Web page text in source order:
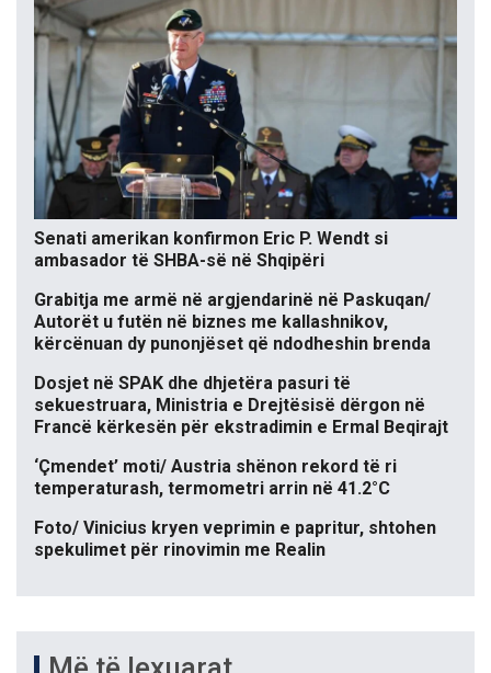
Senati amerikan konfirmon Eric P. Wendt si
ambasador të SHBA-së në Shqipëri
Grabitja me armë në argjendarinë në Paskuqan/
Autorët u futën në biznes me kallashnikov,
kërcënuan dy punonjëset që ndodheshin brenda
Dosjet në SPAK dhe dhjetëra pasuri të
sekuestruara, Ministria e Drejtësisë dërgon në
Francë kërkesën për ekstradimin e Ermal Beqirajt
‘Çmendet’ moti/ Austria shënon rekord të ri
temperaturash, termometri arrin në 41.2°C
Foto/ Vinicius kryen veprimin e papritur, shtohen
spekulimet për rinovimin me Realin